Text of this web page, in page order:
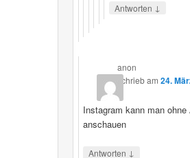
Antworten ↓
anon
schriebam24.
Instagram kann man
anschauen
Antworten ↓